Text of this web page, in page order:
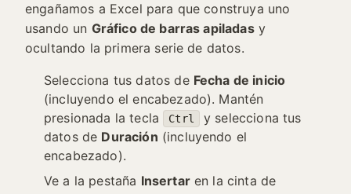
engañamos a Excel para que construya uno
usando un Gráfico de barras apiladasy
ocultando la primera serie de datos.
Selecciona tus datos de Fecha de inicio
(incluyendo el encabezado). Mantén
presionada la tecla
Ctrl
y selecciona tus
datos de Duración (incluyendo el
encabezado).
Ve a la pestaña Insertaren la cinta de